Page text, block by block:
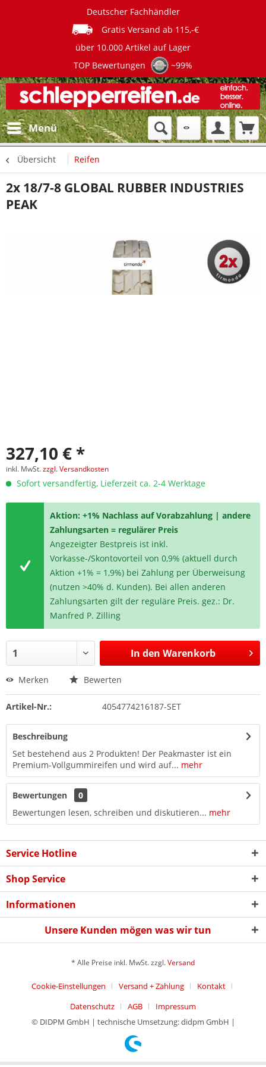
Deutscher Fachhändler
Gratis Versand ab 115,-€
über 10.000 Artikel auf Lager
TOP Bewertungen
~99%
Menü
Übersicht Reifen
2x 18/7-8 GLOBAL RUBBER INDUSTRIES
PEAK
327,10 € *
inkl. MwSt.zzgl. Versandkosten
Sofort versandfertig, Lieferzeit ca. 2-4 Werktage
Aktion: +1% Nachlass auf Vorabzahlung | andere
Zahlungsarten = regulärer Preis
Angezeigter Bestpreis ist inkl.
Vorkasse-/Skontovorteil von 0,9% (aktuell durch
Aktion +1% = 1,9%) bei Zahlung per Überweisung
(nutzen >40% d. Kunden). Bei allen anderen
Zahlungsarten gilt der reguläre Preis. gez.: Dr.
Manfred P. Zilling
In den Warenkorb
Merken Bewerten
Artikel-Nr.: 4054774216187-SET
Beschreibung
Set bestehend aus 2 Produkten! Der Peakmaster ist ein
Premium-Vollgummireifen und wird auf... mehr
Bewertungen
0
Bewertungen lesen, schreiben und diskutieren... mehr
Service Hotline
Shop Service
Informationen
Unsere Kunden mögen was wir tun
* Alle Preise inkl. MwSt. zzgl.Versand
Cookie-Einstellungen Versand + Zahlung
Kontakt
Datenschutz
AGB
Impressum
© DIDPM GmbH | technische Umsetzung: didpm GmbH |